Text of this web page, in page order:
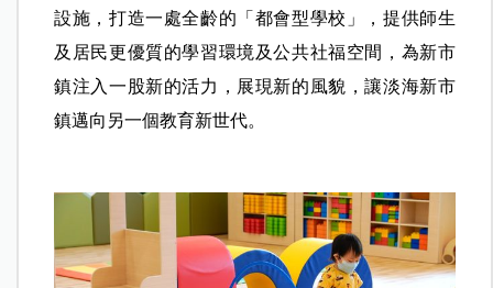
設施，打造一處全齡的「都會型學校」，提供師生
及居民更優質的學習環境及公共社福空間，為新市
鎮注入一股新的活力，展現新的風貌，讓淡海新市
鎮邁向另一個教育新世代。